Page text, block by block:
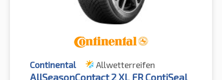
Continental Allwetterreifen
AllSeasonContact 2 XL FR ContiSeal